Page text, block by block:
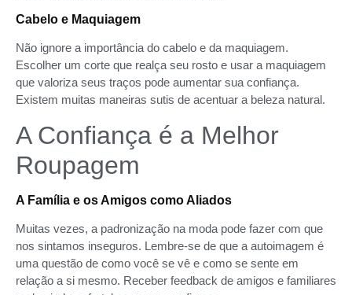
Cabelo e Maquiagem
Não ignore a importância do cabelo e da maquiagem.
Escolher um corte que realça seu rosto e usar a maquiagem
que valoriza seus traços pode aumentar sua confiança.
Existem muitas maneiras sutis de acentuar a beleza natural.
A Confiança é a Melhor
Roupagem
A Família e os Amigos como Aliados
Muitas vezes, a padronização na moda pode fazer com que
nos sintamos inseguros. Lembre-se de que a autoimagem é
uma questão de como você se vê e como se sente em
relação a si mesmo. Receber feedback de amigos e familiares